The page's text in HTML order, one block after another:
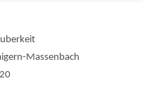
Massenbach